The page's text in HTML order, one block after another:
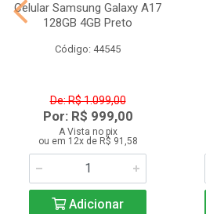
Celular Samsung Galaxy A17
128GB 4GB Preto
Código: 44545
De: R$ 1.099,00
Por: R$ 999,00
A Vista no pix
ou em 12x de R$ 91,58
Adicionar